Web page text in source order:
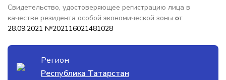
Свидетельство, удостоверяющее регистрацию лица в
качестве резидента особой экономической зоны от
28.09.2021 №202116021481028
Регион
Республика Татарстан